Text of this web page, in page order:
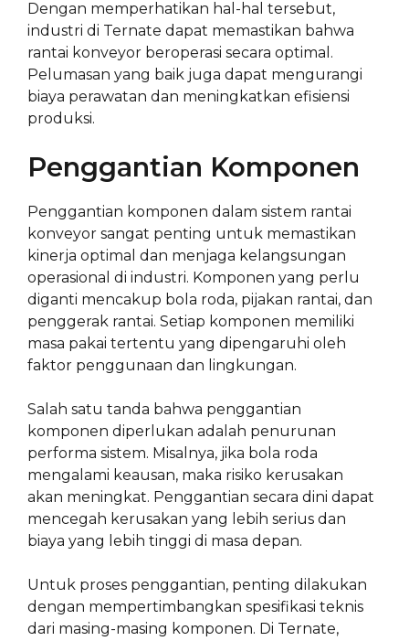
Dengan memperhatikan hal-hal tersebut,
industri di Ternate dapat memastikan bahwa
rantai konveyor beroperasi secara optimal.
Pelumasan yang baik juga dapat mengurangi
biaya perawatan dan meningkatkan efisiensi
produksi.
Penggantian Komponen
Penggantian komponen dalam sistem rantai
konveyor sangat penting untuk memastikan
kinerja optimal dan menjaga kelangsungan
operasional di industri. Komponen yang perlu
diganti mencakup bola roda, pijakan rantai, dan
penggerak rantai. Setiap komponen memiliki
masa pakai tertentu yang dipengaruhi oleh
faktor penggunaan dan lingkungan.
Salah satu tanda bahwa penggantian
komponen diperlukan adalah penurunan
performa sistem. Misalnya, jika bola roda
mengalami keausan, maka risiko kerusakan
akan meningkat. Penggantian secara dini dapat
mencegah kerusakan yang lebih serius dan
biaya yang lebih tinggi di masa depan.
Untuk proses penggantian, penting dilakukan
dengan mempertimbangkan spesifikasi teknis
dari masing-masing komponen. Di Ternate,